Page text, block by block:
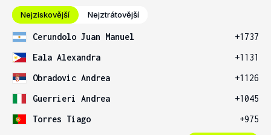
Nejziskovější Nejztrátovější
Cerundolo Juan Manuel
+1737
Eala Alexandra
+1131
Obradovic Andrea
+1126
Guerrieri Andrea
+1045
Torres Tiago
+975